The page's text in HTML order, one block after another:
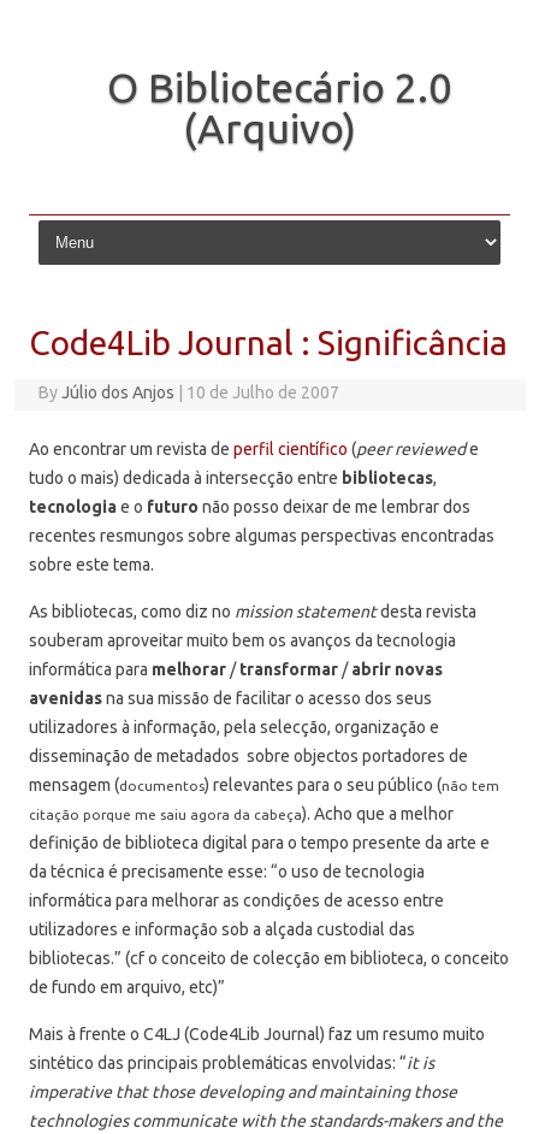
O Bibliotecário 2.0
(Arquivo)
Skip to content
Code4Lib Journal : Significância
ByJúlio dos Anjos 10 de Julho de 2007
Ao encontrar um revista de perfil científico (peer reviewede
tudo o mais) dedicada à intersecção entre bibliotecas,
tecnologiae o futuro não posso deixar de me lembrar dos
recentes resmungos sobre algumas perspectivas encontradas
sobre este tema.
As bibliotecas, como diz no mission statementdesta revista
souberam aproveitar muito bem os avanços da tecnologia
informática para melhorar /transformar /abrir novas
avenidasna sua missão de facilitar o acesso dos seus
utilizadores à informação, pela selecção, organização e
disseminação de metadados sobre objectos portadores de
mensagem (documentos) relevantes para o seu público (não tem
citação porque me saiu agora da cabeça). Acho que a melhor
definição de biblioteca digital para o tempo presente da arte e
da técnica é precisamente esse: “o uso de tecnologia
informática para melhorar as condições de acesso entre
utilizadores e informação sob a alçada custodial das
bibliotecas.” (cf o conceito de colecção em biblioteca, o conceito
de fundo em arquivo, etc)”
Mais à frente o C4LJ (Code4Lib Journal) faz um resumo muito
sintético das principais problemáticas envolvidas: “it is
imperative that those developing and maintaining those
technologies communicate with the standards-makers and the